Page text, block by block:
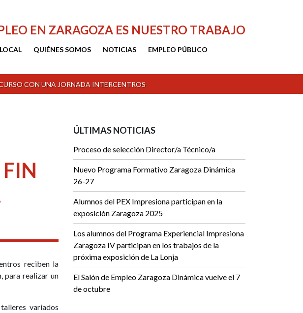
EN ZARAGOZA ES NUESTRO TRABAJO
QUIÉNES SOMOS NOTICIAS
EMPLEO PÚBLICO
CON UNA JORNADA INTERCENTROS
reciben la
para realizar un
variados
ÚLTIMAS NOTICIAS
Proceso de selección Director/a Técnico/a
Nuevo Programa Formativo Zaragoza Dinámica
26-27
Alumnos del PEX Impresiona participan en la
exposición Zaragoza 2025
Los alumnos del Programa Experiencial Impresiona
Zaragoza IV participan en los trabajos de la
próxima exposición de La Lonja
El Salón de Empleo Zaragoza Dinámica vuelve el 7
de octubre